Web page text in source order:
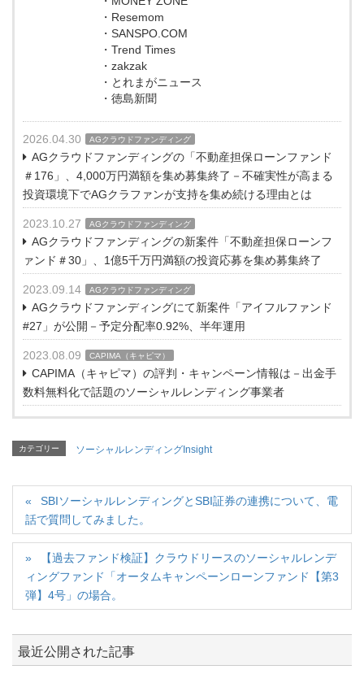
・Resemom
・SANSPO.COM
・Trend Times
・zakzak
・とれまがニュース
・徳島新聞
2026.04.30 AGクラウドファンディング
AGクラウドファンディングの「不動産担保ローンファンド
＃176」、4,000万円満額を集め募集終了－不確実性が高まる
投資環境下でAGクラファンが支持を集め続ける理由とは
2023.10.27 AGクラウドファンディング
AGクラウドファンディングの新案件「不動産担保ローンフ
ァンド＃30」、1億5千万円満額の投資応募を集め募集終了
2023.09.14 AGクラウドファンディング
AGクラウドファンディングにて新案件「アイフルファンド
#27」が公開－予定分配率0.92%、半年運用
2023.08.09 CAPIMA（キャピマ）
CAPIMA（キャピマ）の評判・キャンペーン情報は－出金手
数料無料化で話題のソーシャルレンディング事業者
カテゴリー ソーシャルレンディングInsight
SBIソーシャルレンディングとSBI証券の連携について、電
話で質問してみました。
【過去ファンド検証】クラウドリースのソーシャルレンデ
ィングファンド「オータムキャンペーンローンファンド【第3
弾】4号」の場合。
最近公開された記事